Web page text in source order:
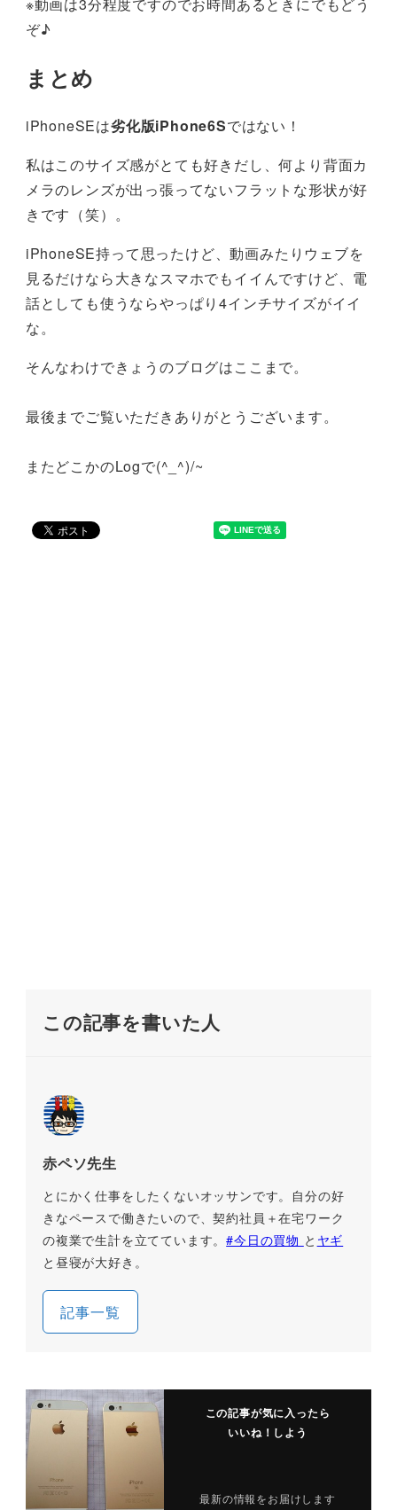
ぞ♪
まとめ
iPhoneSEは劣化版iPhone6Sではない！
私はこのサイズ感がとても好きだし、何より背面カ
メラのレンズが出っ張ってないフラットな形状が好
きです（笑）。
iPhoneSE持って思ったけど、動画みたりウェブを
見るだけなら大きなスマホでもイイんですけど、電
話としても使うならやっぱり4インチサイズがイイ
な。
そんなわけできょうのブログはここまで。
最後までご覧いただきありがとうございます。
またどこかのLogで(^_^)/~
この記事を書いた人
赤ペソ先生
とにかく仕事をしたくないオッサンです。自分の好
きなペースで働きたいので、契約社員＋在宅ワーク
の複業で生計を立てています。#今日の買物 と ヤギ
と昼寝が大好き。
記事一覧
この記事が気に入ったら
いいね！しよう
最新の情報をお届けします